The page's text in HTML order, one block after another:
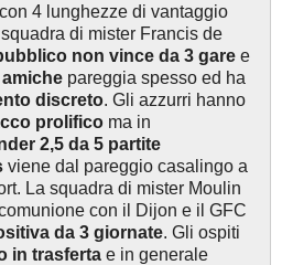
con 4 lunghezze di vantaggio
di mister Francis de
non vince da 3 gare e
pareggia spesso ed ha
discreto. Gli azzurri hanno
prolifico ma in
2,5 da 5 partite
viene dal pareggio casalingo a
La squadra di mister Moulin
con il Dijon e il GFC
da 3 giornate. Gli ospiti
in trasferta e in generale